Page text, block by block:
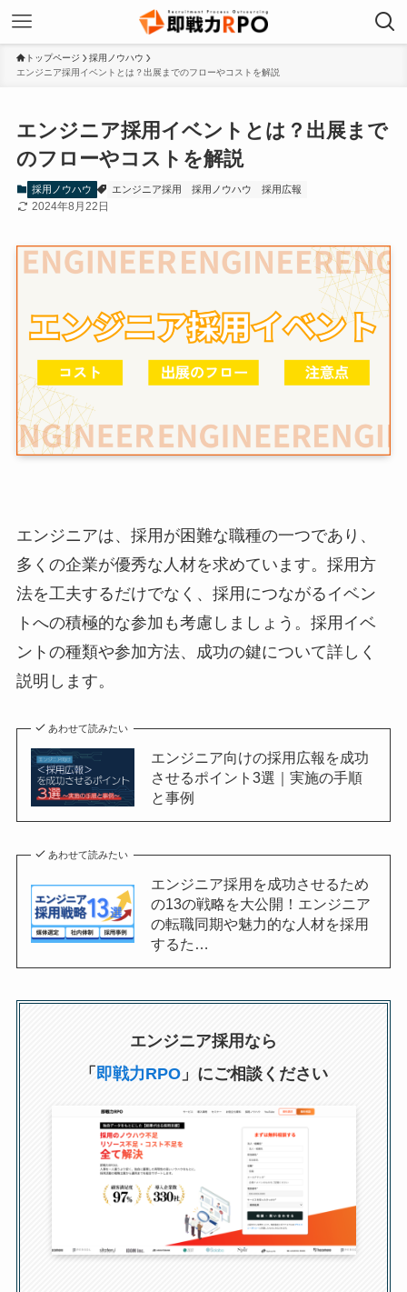
トップページ
採用ノウハウ
エンジニア採用イベントとは？出展までのフローやコストを解説
エンジニア採用イベントとは？出展まで
のフローやコストを解説
採用ノウハウ エンジニア採用 採用ノウハウ 採用広報
2024年8月22日
エンジニアは、採用が困難な職種の一つであり、
多くの企業が優秀な人材を求めています。採用方
法を工夫するだけでなく、採用につながるイベン
トへの積極的な参加も考慮しましょう。採用イベ
ントの種類や参加方法、成功の鍵について詳しく
説明します。
あわせて読みたい
エンジニア向けの採用広報を成功
させるポイント3選｜実施の手順
と事例
あわせて読みたい
エンジニア採用を成功させるため
の13の戦略を大公開！エンジニア
の転職同期や魅力的な人材を採用
するた…
エンジニア採用なら
「 即戦力RPO」にご相談ください